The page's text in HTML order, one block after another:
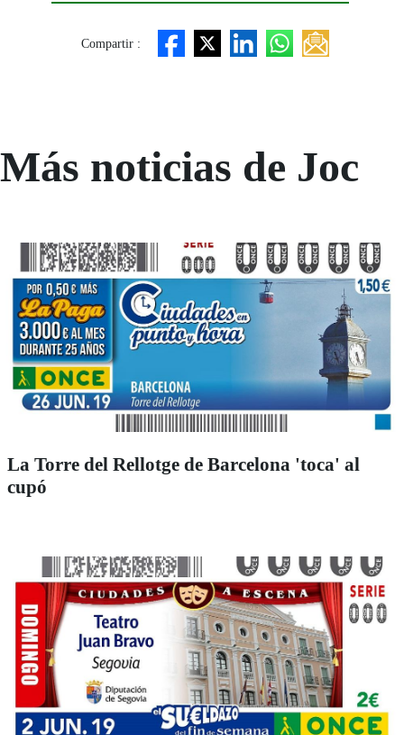
Compartir :
Más noticias de Joc
La Torre del Rellotge de Barcelona 'toca' al
cupó